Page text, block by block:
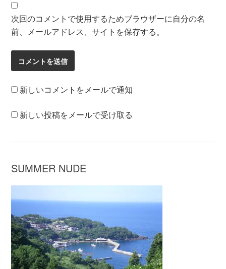
次回のコメントで使用するためブラウザーに自分の名
前、メールアドレス、サイトを保存する。
新しいコメントをメールで通知
新しい投稿をメールで受け取る
SUMMER NUDE